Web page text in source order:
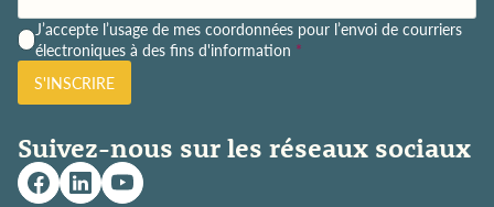
P
o
l
t
q
u
e
J’accepte l’usage de mes coordonnées pour l’envoi de courriers
électroniques à des fins d'information *
S'INSCRIRE
Suivez-nous sur les réseaux sociaux